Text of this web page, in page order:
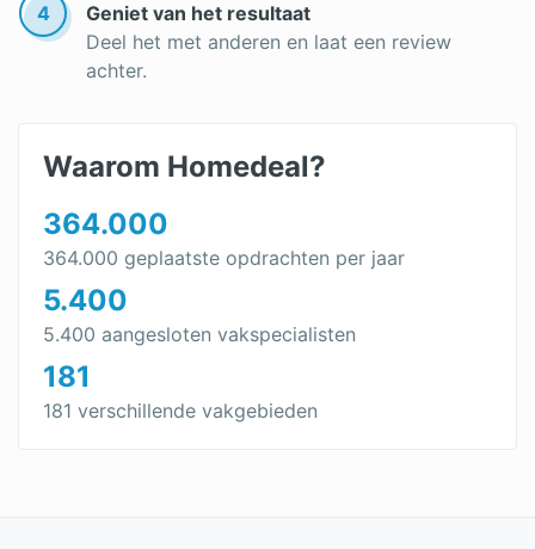
4
Geniet van het resultaat
Deel het met anderen en laat een review
achter.
Waarom Homedeal?
364.000
364.000 geplaatste opdrachten per jaar
5.400
5.400 aangesloten vakspecialisten
181
181 verschillende vakgebieden